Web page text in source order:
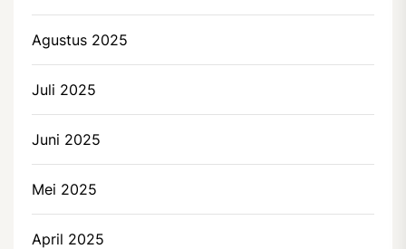
Agustus 2025
Juli 2025
Juni 2025
Mei 2025
April 2025